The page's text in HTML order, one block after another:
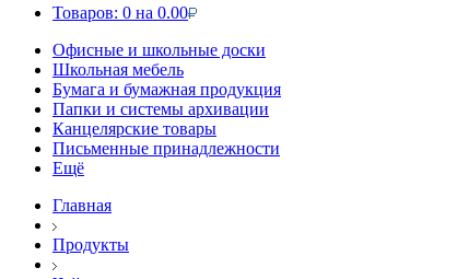
Товаров: 0 на 0.00
Офисные и школьные доски
Школьная мебель
Бумага и бумажная продукция
Папки и системы архивации
Канцелярские товары
Письменные принадлежности
Ещё
Главная
Продукты